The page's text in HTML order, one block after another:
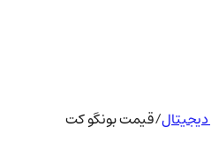
/قیمت بونگو کت